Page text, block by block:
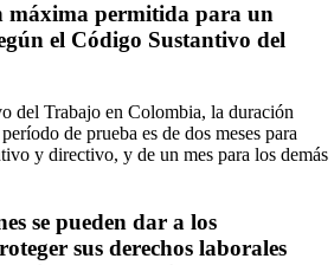
máxima permitida para un
el Código Sustantivo del
del Trabajo en Colombia, la duración
de prueba es de dos meses para
y directivo, y de un mes para los demás
se pueden dar a los
sus derechos laborales